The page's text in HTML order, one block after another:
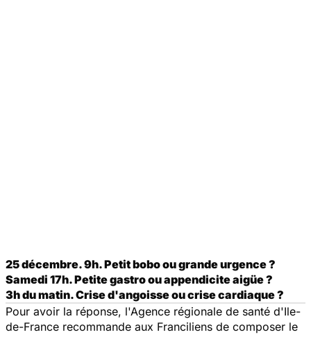
25 décembre. 9h. Petit bobo ou grande urgence ?
Samedi 17h. Petite gastro ou appendicite aigüe ?
3h du matin. Crise d'angoisse ou crise cardiaque ?
Pour avoir la réponse, l'Agence régionale de santé d'Ile-
de-France recommande aux Franciliens de composer le